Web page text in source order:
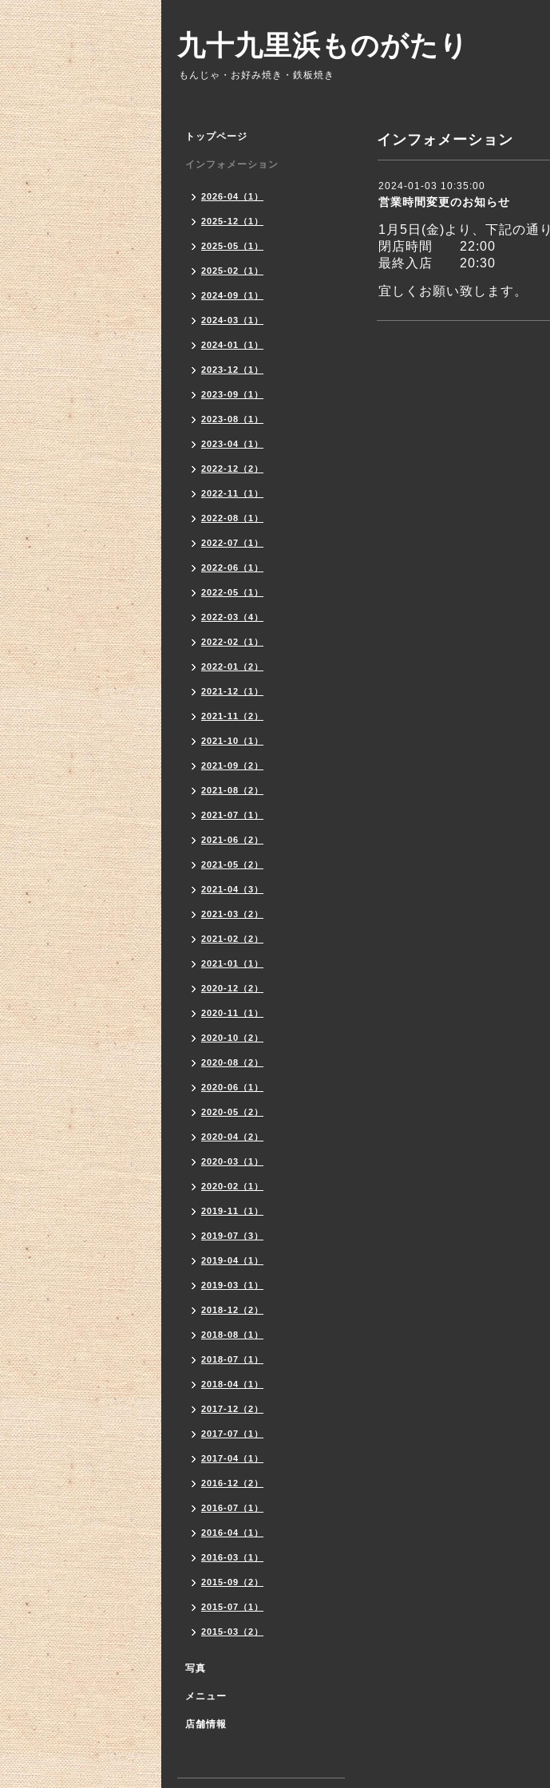
九十九里浜ものがたり
もんじゃ・お好み焼き・鉄板焼き
インフォメーション
2024-01-03 10:35:00
営業時間変更のお知らせ
1月5日(金)より、下記の通り
閉店時間 22:00
最終入店 20:30
宜しくお願い致します。
トップページ
インフォメーション
2026-04（1）
2025-12（1）
2025-05（1）
2025-02（1）
2024-09（1）
2024-03（1）
2024-01（1）
2023-12（1）
2023-09（1）
2023-08（1）
2023-04（1）
2022-12（2）
2022-11（1）
2022-08（1）
2022-07（1）
2022-06（1）
2022-05（1）
2022-03（4）
2022-02（1）
2022-01（2）
2021-12（1）
2021-11（2）
2021-10（1）
2021-09（2）
2021-08（2）
2021-07（1）
2021-06（2）
2021-05（2）
2021-04（3）
2021-03（2）
2021-02（2）
2021-01（1）
2020-12（2）
2020-11（1）
2020-10（2）
2020-08（2）
2020-06（1）
2020-05（2）
2020-04（2）
2020-03（1）
2020-02（1）
2019-11（1）
2019-07（3）
2019-04（1）
2019-03（1）
2018-12（2）
2018-08（1）
2018-07（1）
2018-04（1）
2017-12（2）
2017-07（1）
2017-04（1）
2016-12（2）
2016-07（1）
2016-04（1）
2016-03（1）
2015-09（2）
2015-07（1）
2015-03（2）
写真
メニュー
店舗情報